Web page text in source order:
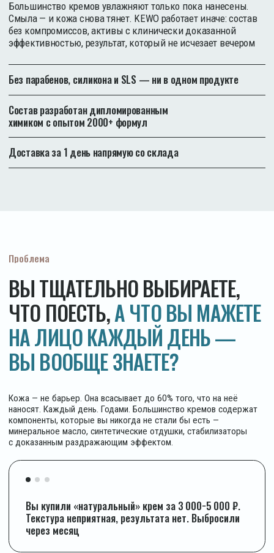
Если хотя бы один пункт — про вас, читайте дальше. Мы знаем,
Кожа — не барьер. Она всасывает до 60% того, что на неё
наносят. Каждый день. Годами. Большинство кремов содержат
компоненты, которые вы никогда не стали бы есть —
с доказанным раздражающим эффектом.
Проблема
ВЫ ТЩАТЕЛЬНО ВЫБИРАЕТЕ,
ЧТО ПОЕСТЬ,А ЧТО ВЫ МАЖЕТЕ
НА ЛИЦО КАЖДЫЙ ДЕНЬ —
ВЫ ВООБЩЕ ЗНАЕТЕ?
Косметолог предлагает уколы. Вы не
хотите. А что тогда? Непонятно
Смыла вечером — кожа снова тянет и выглядит
тусклой
ПОЧЕМУ 9 ИЗ 10 КРЕМОВ
С ПОМЕТКОЙ «ANTI-AGE»
НЕ СОКРАЩАЮТ МОРЩИНЫ
И ЧТО ОБ ЭТОМ ГОВОРИТ
ДЕРМАТОЛОГИЯ